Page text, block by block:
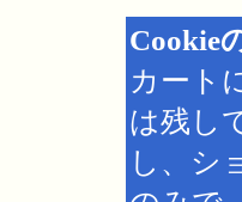
Cookie
カート
は残し
し、シ